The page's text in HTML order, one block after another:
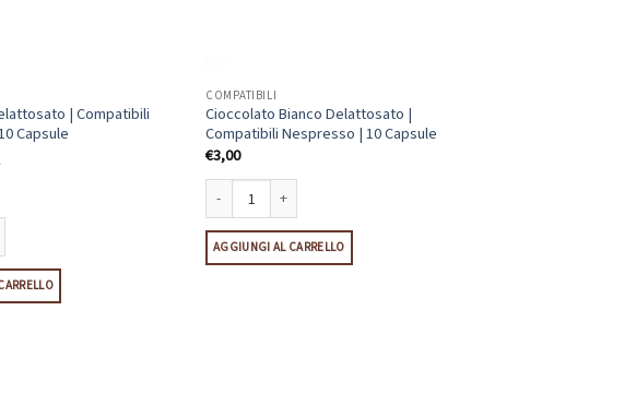
| Compatibili
Capsule
| Compatibili Nespresso | 10 Capsule quantità
COMPATIBILI
Cioccolato Bianco Delattosato |
Compatibili Nespresso | 10 Capsule
€3,00
Cioccolato Bianco Delattosato | Compatibili Nespresso | 10 Capsule
AGGIUNGI AL CARRELLO